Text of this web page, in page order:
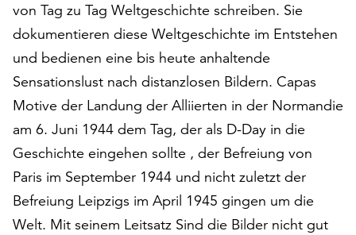
die
Schaltfläche
„Cookie-
Einstellungen“
zur
Verfügung.
Funktionale
Cookies
werden
auch
ohne
von Tag zu Tag Weltgeschichte schreiben. Sie
dokumentieren diese Weltgeschichte im Entstehen
und bedienen eine bis heute anhaltende
Sensationslust nach distanzlosen Bildern. Capas
Motive der Landung der Alliierten in der Normandie
am 6. Juni 1944 dem Tag, der als D-Day in die
Geschichte eingehen sollte , der Befreiung von
Paris im September 1944 und nicht zuletzt der
Befreiung Leipzigs im April 1945 gingen um die
Welt. Mit seinem Leitsatz Sind die Bilder nicht gut